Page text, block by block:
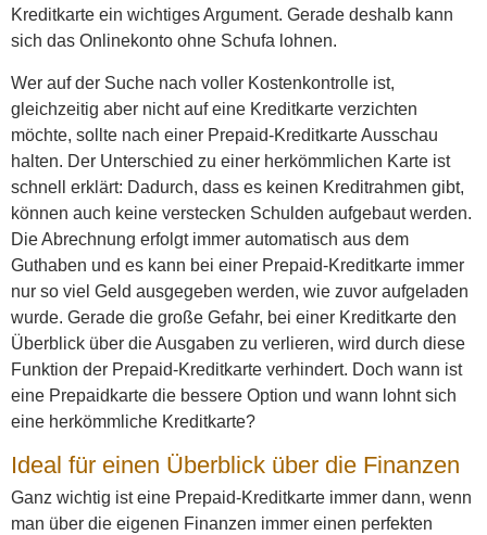
Kreditkarte ein wichtiges Argument. Gerade deshalb kann
sich das Onlinekonto ohne Schufa lohnen.
Wer auf der Suche nach voller Kostenkontrolle ist,
gleichzeitig aber nicht auf eine Kreditkarte verzichten
möchte, sollte nach einer Prepaid-Kreditkarte Ausschau
halten. Der Unterschied zu einer herkömmlichen Karte ist
schnell erklärt: Dadurch, dass es keinen Kreditrahmen gibt,
können auch keine verstecken Schulden aufgebaut werden.
Die Abrechnung erfolgt immer automatisch aus dem
Guthaben und es kann bei einer Prepaid-Kreditkarte immer
nur so viel Geld ausgegeben werden, wie zuvor aufgeladen
wurde. Gerade die große Gefahr, bei einer Kreditkarte den
Überblick über die Ausgaben zu verlieren, wird durch diese
Funktion der Prepaid-Kreditkarte verhindert. Doch wann ist
eine Prepaidkarte die bessere Option und wann lohnt sich
eine herkömmliche Kreditkarte?
Ideal für einen Überblick über die Finanzen
Ganz wichtig ist eine Prepaid-Kreditkarte immer dann, wenn
man über die eigenen Finanzen immer einen perfekten